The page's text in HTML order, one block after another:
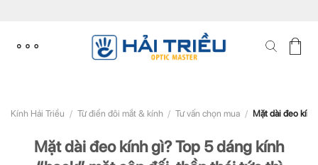
content
Kính Hải Triều / Từ điển đôi mắt & kính / Tư vấn chọn mua / Mặt dài đeo
Mặt dài đeo kính gì? Top 5 dáng kính